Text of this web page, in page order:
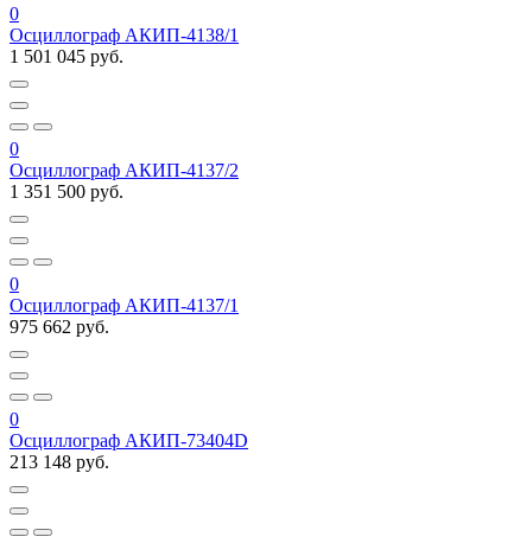
0
Осциллограф АКИП-4138/1
1 501 045 руб.
0
Осциллограф АКИП-4137/2
1 351 500 руб.
0
Осциллограф АКИП-4137/1
975 662 руб.
0
Осциллограф АКИП-73404D
213 148 руб.